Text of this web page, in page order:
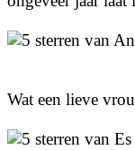
Wat een lieve